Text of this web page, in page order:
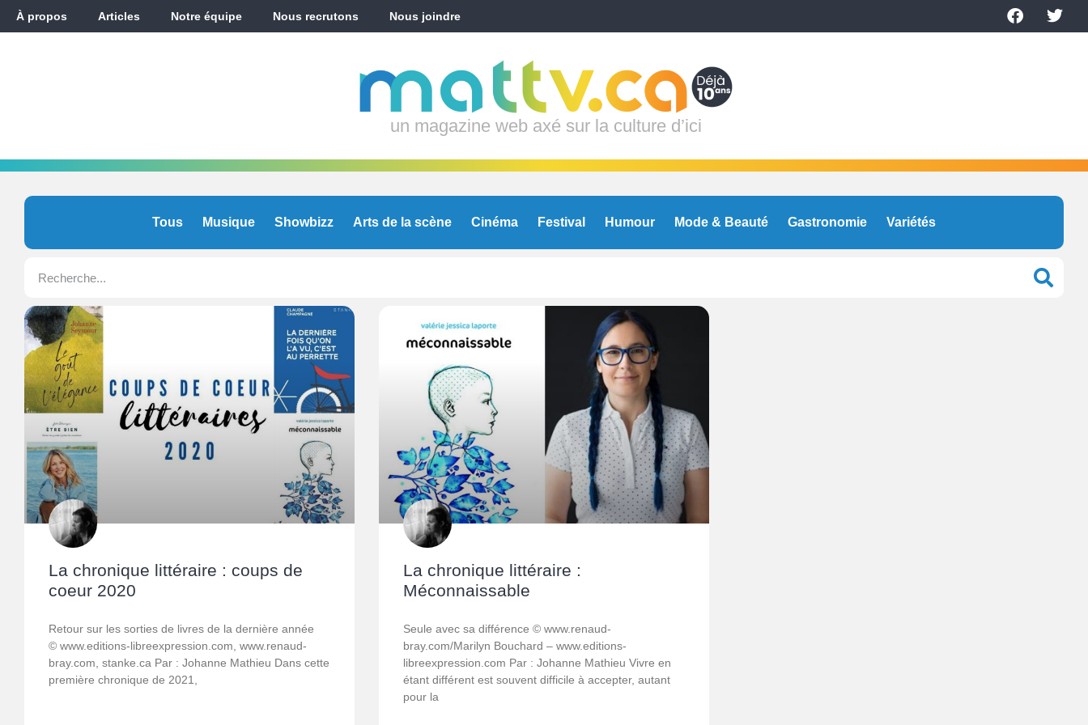
À propos Articles Notre équipe Nous recrutons Nous joindre
un magazine web axé sur la culture d’ici
Tous Musique Showbizz Arts de la scène Cinéma Festival Humour Mode & Beauté Gastronomie Variétés
La chronique littéraire : coups de
coeur 2020
Retour sur les sorties de livres de la dernière année
© www.editions-libreexpression.com, www.renaud-
bray.com, stanke.ca Par : Johanne Mathieu Dans cette
première chronique de 2021,
La chronique littéraire :
Méconnaissable
Seule avec sa différence © www.renaud-
bray.com/Marilyn Bouchard – www.editions-
libreexpression.com Par : Johanne Mathieu Vivre en
étant différent est souvent difficile à accepter, autant
pour la